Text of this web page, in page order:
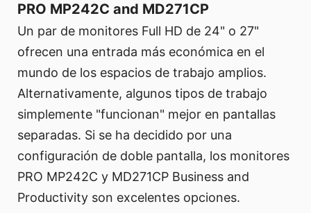
PRO MP242C and MD271CP
Un par de monitores Full HD de 24" o 27"
ofrecen una entrada más económica en el
mundo de los espacios de trabajo amplios.
Alternativamente, algunos tipos de trabajo
simplemente "funcionan" mejor en pantallas
separadas. Si se ha decidido por una
configuración de doble pantalla, los monitores
PRO MP242C y MD271CP Business and
Productivity son excelentes opciones.